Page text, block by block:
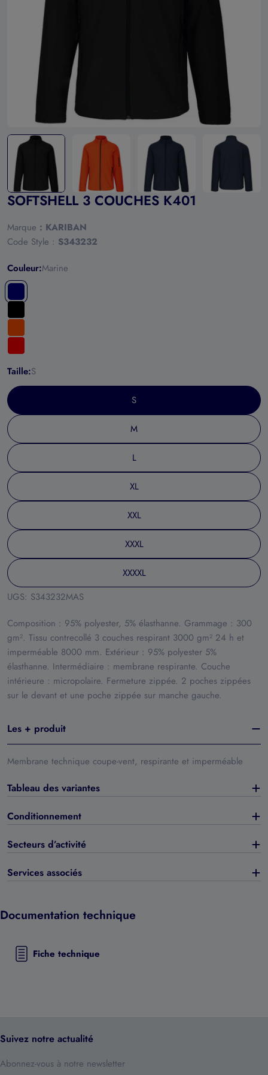
Ouvrir le média 0 en mode modal
SOFTSHELL 3 COUCHES K401
Marque : KARIBAN
Code Style : S343232
Couleur:Marine
Taille:S
S
M
L
XL
XXL
XXXL
XXXXL
UGS: S343232MAS
Composition : 95% polyester, 5% élasthanne. Grammage : 300
gm². Tissu contrecollé 3 couches respirant 3000 gm² 24 h et
imperméable 8000 mm. Extérieur : 95% polyester 5%
élasthanne. Intermédiaire : membrane respirante. Couche
intérieure : micropolaire. Fermeture zippée. 2 poches zippées
sur le devant et une poche zippée sur manche gauche.
Les + produit
Membrane technique coupe-vent, respirante et imperméable
Tableau des variantes
Conditionnement
Secteurs d’activité
Services associés
Documentation technique
Fiche technique
Suivez notre actualité
Abonnez-vous à notre newsletter